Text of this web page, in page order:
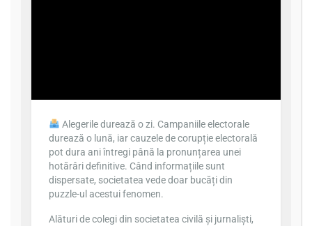
Alegerile durează o zi. Campaniile electorale
durează o lună, iar cauzele de corupție electorală
pot dura ani întregi până la pronunțarea unei
hotărâri definitive. Când informațiile sunt
dispersate, societatea vede doar bucăți din
puzzle-ul acestui fenomen.
Alături de colegi din societatea civilă și jurnaliști,